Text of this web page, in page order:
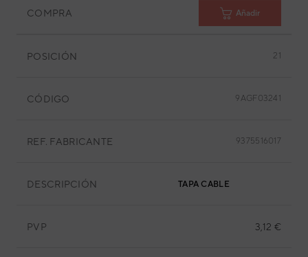
COMPRA Añadir
POSICIÓN 21
CÓDIGO 9AGF03241
REF. FABRICANTE 9375516017
DESCRIPCIÓN TAPA CABLE
PVP 3,12 €